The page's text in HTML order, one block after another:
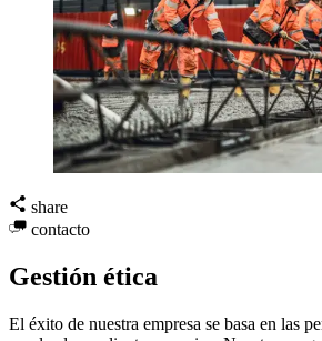
share
contacto
Gestión ética
El éxito de nuestra empresa se basa en las